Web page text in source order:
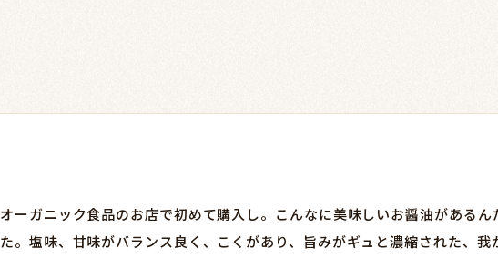
オーガニック食品のお店で初めて購入し。こんなに美味しいお醤油がある
た。塩味、甘味がバランス良く、こくがあり、旨みがギュと濃縮された、